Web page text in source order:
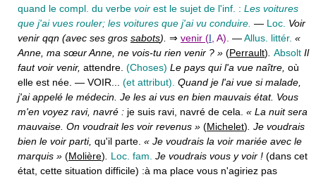
quand le compl. du verbe voir est le sujet de l'inf. : Les voitures
que j'ai vues rouler; les voitures que j'ai vu conduire. — Loc. Voir
venir qqn (avec ses gros sabots). ⇒ venir (I , A). —Allus. littér. «
Anne, ma sœur Anne, ne vois-tu rien venir ? » (Perrault) Absolt Il
faut voir venir, attendre. (Choses) Le pays qui l'a vue naître, où
elle est née. — VOIR... (et attribut). Quand je l'ai vue si malade,
j'ai appelé le médecin. Je les ai vus en bien mauvais état. Vous
m'en voyez ravi, navré : je suis ravi, navré de cela. « La nuit sera
mauvaise. On voudrait les voir revenus » (Michelet) . Je voudrais
bien le voir parti, qu'il parte. « Je voudrais la voir mariée avec le
marquis » (Molière) Loc. fam. Je voudrais vous y voir ! (dans cet
état, cette situation difficile) :à ma place vous n'agiriez pas